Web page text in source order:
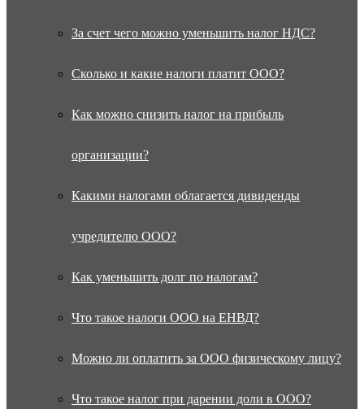
За счет чего можно уменьшить налог НДС?
Сколько и какие налоги платит ООО?
Как можно снизить налог на прибыль
организации?
Какими налогами облагается дивиденды
учредителю ООО?
Как уменьшить долг по налогам?
Что такое налоги ООО на ЕНВД?
Можно ли оплатить за ООО физическому лицу?
Что такое налог при дарении доли в ООО?